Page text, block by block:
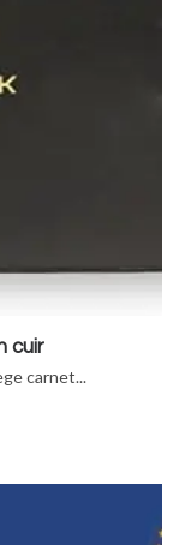
cuir
carnet...